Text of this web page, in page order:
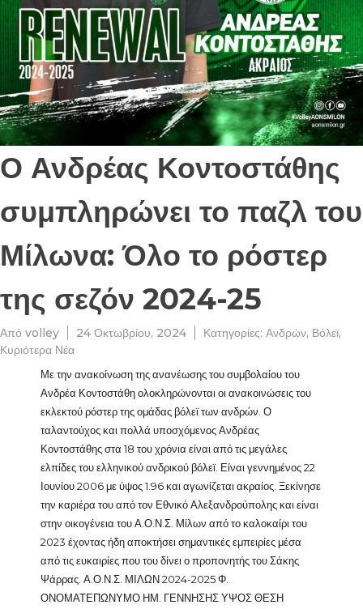
Ο Ανδρέας Κοντοστάθης
συμπληρώνει το παζλ του
Μίλωνα: Όλο το ρόστερ
της σεζόν 2024-25
Από volley 24 Οκτωβρίου, 2024 Κατηγορίες: Ανδρών, Βόλεϊ,
Κυριότερα Νέα
Με την ανακοίνωση της ανανέωσης του συμβολαίου του
Ανδρέα Κοντοστάθη ολοκληρώνονται οι ανακοινώσεις του
εκλεκτού ρόστερ της ομάδας βόλεϊ των ανδρών. Ο
ταλαντούχος και πολλά υποσχόμενος Ανδρέας
Κοντοστάθης στα 18 του χρόνια είναι από τις μεγάλες
ελπίδες του ελληνικού ανδρικού βόλεϊ. Είναι γεννημένος 22
Ιουνίου 2006 με ύψος 1.96 και αγωνίζεται ακραίος. Ξεκίνησε
την καριέρα του από τον Εθνικό Αλεξανδρούπολης και είναι
στην οικογένεια του Α.Ο.Ν.Σ. Μίλων από το καλοκαίρι του
2023 έχοντας ήδη αποκτήσει σημαντικές εμπειρίες μέσα
από τις ευκαιρίες που του δίνει ο προπονητής του Σάκης
Ψάρρας. Α.Ο.Ν.Σ. ΜΙΛΩΝ 2024-2025 Φ.
ΟΝΟΜΑΤΕΠΩΝΥΜΟ ΗΜ. ΓΕΝΝΗΣΗΣ ΥΨΟΣ ΘΕΣΗ